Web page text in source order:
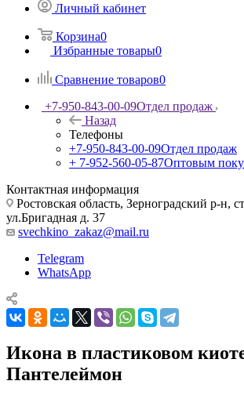
Личный кабинет
Корзина0
Избранные товары0
Сравнение товаров0
+7-950-843-00-09Отдел продаж
Назад
Телефоны
+7-950-843-00-09Отдел продаж
+ 7-952-560-05-87Оптовым
Контактная информация
Ростовская область, Зерноградский р-н,
ул.Бригадная д. 37
svechkino_zakaz@mail.ru
Telegram
WhatsApp
Икона в пластиковом
Пантелеймон